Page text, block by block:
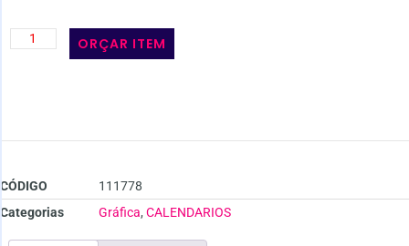
ORÇAR ITEM
CÓDIGO
111778
Categorias
Gráfica, CALENDARIOS